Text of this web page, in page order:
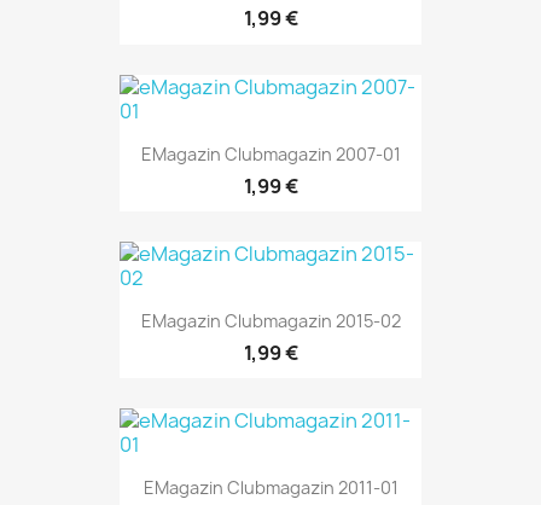
1,99 €
EMagazin Clubmagazin 2007-01
1,99 €
EMagazin Clubmagazin 2015-02
1,99 €
EMagazin Clubmagazin 2011-01